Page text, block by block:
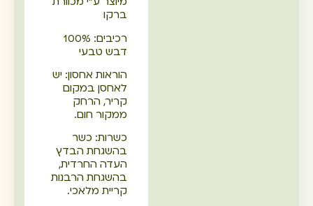
ברקו
רכיבים: 100%
דבש טבעי
הוראות אחסון: יש
לאחסן במקום
קריר, הרחק
ממקור חום.
כשרות: כשר
בהשגחת הבדץ
העדה החרדית,
בהשגחת הרבנות
קריית מלאכי.